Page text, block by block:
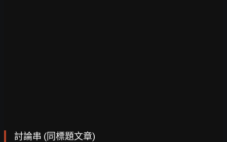
討論串 (同標題文章)